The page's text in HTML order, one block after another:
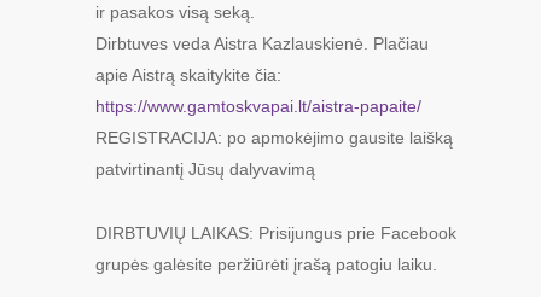
ir pasakos visą seką.
Dirbtuves veda Aistra Kazlauskienė. Plačiau
apie Aistrą skaitykite čia:
https://www.gamtoskvapai.lt/aistra-papaite/
REGISTRACIJA: po apmokėjimo gausite laišką
patvirtinantį Jūsų dalyvavimą
DIRBTUVIŲ LAIKAS: Prisijungus prie Facebook
grupės galėsite peržiūrėti įrašą patogiu laiku.